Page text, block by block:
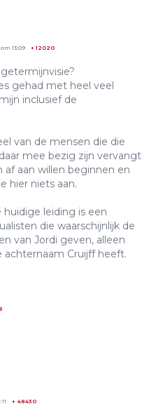
13:09 +12020
gehad met heel veel
inclusief de
van de mensen die die
mee bezig zijn vervangt
aan willen beginnen en
hier niets aan.
leiding is een
die waarschijnlijk de
van Jordi geven, alleen
achternaam Cruijff heeft.
+ 48430